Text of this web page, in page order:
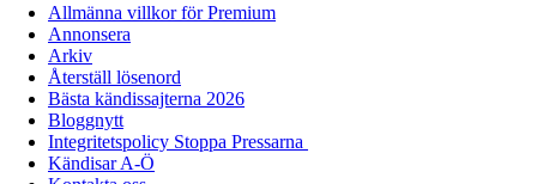
Allmänna villkor för Premium
Annonsera
Arkiv
Återställ lösenord
Bästa kändissajterna 2026
Bloggnytt
Integritetspolicy Stoppa Pressarna
Kändisar A-Ö